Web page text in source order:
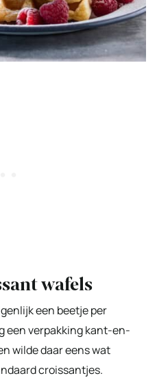
wafels
een beetje per
een verpakking kant-en-
wilde daar eens wat
croissantjes.